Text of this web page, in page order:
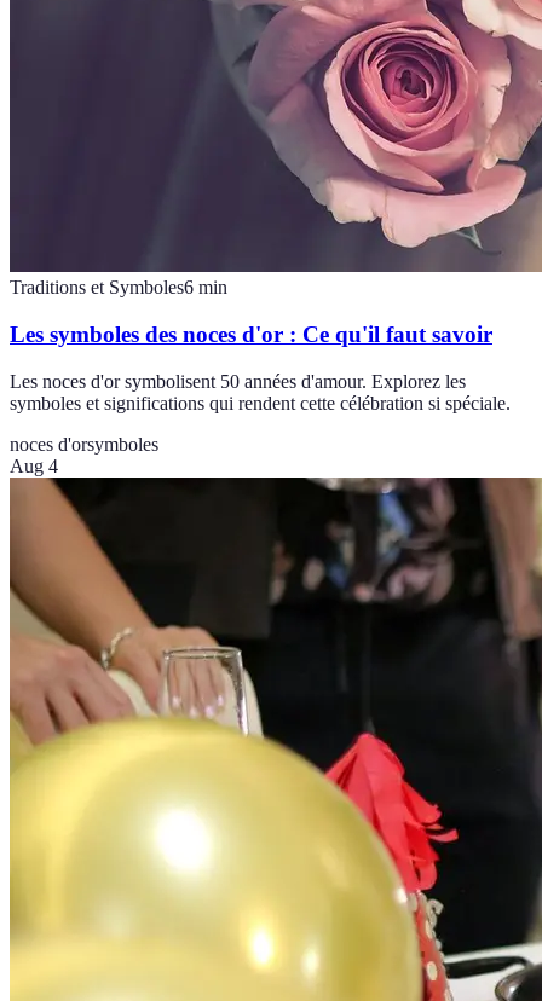
Traditions et Symboles6 min
Les symboles des noces d'or : Ce qu'il faut savoir
Les noces d'or symbolisent 50 années d'amour. Explorez les
symboles et significations qui rendent cette célébration si spéciale.
noces d'orsymboles
Aug 4